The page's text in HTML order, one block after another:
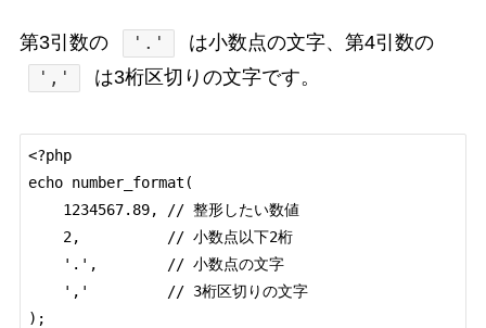
第3引数の '.' は小数点の文字、第4引数の
',' は3桁区切りの文字です。
<?php
echo number_format(
);